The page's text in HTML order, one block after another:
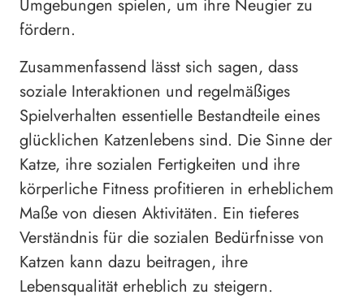
Umgebungen spielen, um ihre Neugier zu
fördern.
Zusammenfassend lässt sich sagen, dass
soziale Interaktionen und regelmäßiges
Spielverhalten essentielle Bestandteile eines
glücklichen Katzenlebens sind. Die Sinne der
Katze, ihre sozialen Fertigkeiten und ihre
körperliche Fitness profitieren in erheblichem
Maße von diesen Aktivitäten. Ein tieferes
Verständnis für die sozialen Bedürfnisse von
Katzen kann dazu beitragen, ihre
Lebensqualität erheblich zu steigern.